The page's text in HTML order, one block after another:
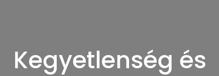
Kegyetlenség és